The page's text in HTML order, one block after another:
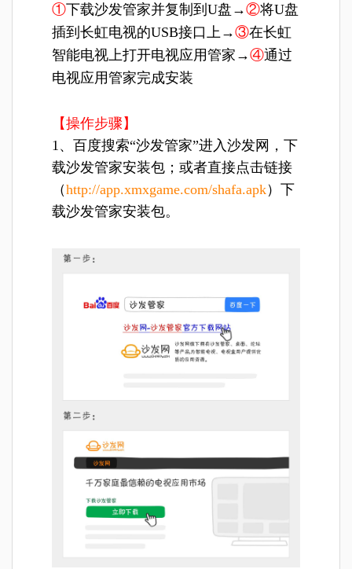
①下载沙发管家并复制到U盘→②将U盘
插到长虹电视的USB接口上→③在长虹
智能电视上打开电视应用管家→④通过
电视应用管家完成安装
【操作步骤】
1、百度搜索“沙发管家”进入沙发网，下
载沙发管家安装包；或者直接点击链接
（http://app.xmxgame.com/shafa.apk）下
载沙发管家安装包。